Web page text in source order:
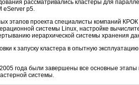
рассматривались кластеры для
eServer p5.
этапов проекта специалисты компаний
системы Linux, настройке
иерархической системы хранения
к запуску кластера в опытную
года были завершены все основные этапы
системы.